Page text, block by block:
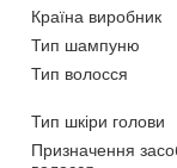
Країна виробник
Тип шампуню
Тип волосся
Тип шкіри голови
Призначення